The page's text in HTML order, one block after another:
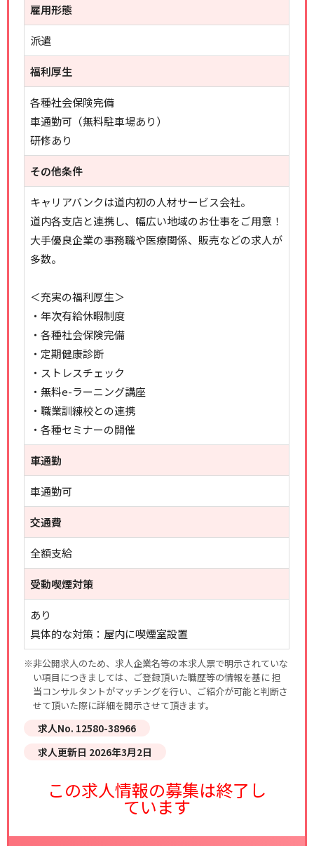
雇用形態
派遣
福利厚生
各種社会保険完備
車通勤可（無料駐車場あり）
研修あり
その他条件
キャリアバンクは道内初の人材サービス会社。
道内各支店と連携し、幅広い地域のお仕事をご用意！
大手優良企業の事務職や医療関係、販売などの求人が
多数。
＜充実の福利厚生＞
・年次有給休暇制度
・各種社会保険完備
・定期健康診断
・ストレスチェック
・無料e-ラーニング講座
・職業訓練校との連携
・各種セミナーの開催
車通勤
車通勤可
交通費
全額支給
受動喫煙対策
あり
具体的な対策：屋内に喫煙室設置
※非公開求人のため、求人企業名等の本求人票で明示されていな
い項目につきましては、ご登録頂いた職歴等の情報を基に 担
当コンサルタントがマッチングを行い、ご紹介が可能と判断さ
せて頂いた際に詳細を開示させて頂きます。
求人No. 12580-38966
求人更新日 2026年3月2日
この求人情報の募集は終了し
ています